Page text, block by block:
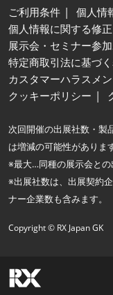
ご利用条件
個人情
個人情報に関する修
展示会・セミナー参
特定商取引法に基づ
カスタマーハラスメ
クッキーポリシー
次回開催の出展社数・製
は増減の可能性があります
※最大…同種の展示会との
※出展社数は、出展契約
ナー企業数も含みます。
Copyright © RX Japan GK